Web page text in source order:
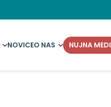
NOVICEO NAS NUJNA